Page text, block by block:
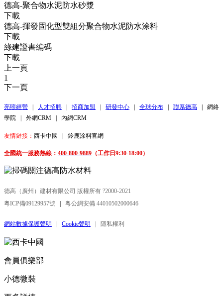
德高-聚合物水泥防水砂漿
下載
德高-揮發固化型雙組分聚合物水泥防水涂料
下載
綠建證書編碼
下載
上一頁
1
下一頁
亮照經營 | 人才招聘 | 招商加盟 | 研發中心 | 全球分布 | 聯系德高 | 網絡
學院 | 外網CRM | 內網CRM
友情鏈接： 西卡中國 | 鈴鹿涂料官網
全國統一服務熱線： 400-800-9889 （工作日9:30-18:00）
德高（廣州）建材有限公司 版權所有 ?2000-2021
粵ICP備09129957號 | 粵公網安備 44010502000646
網站數據保護聲明 | Cookie聲明 | 隱私權利
會員俱樂部
小德微裝